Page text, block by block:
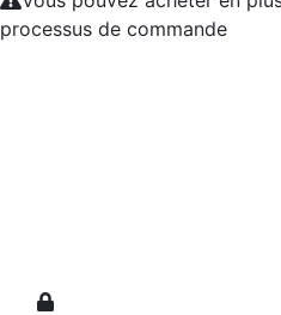
processus de commande